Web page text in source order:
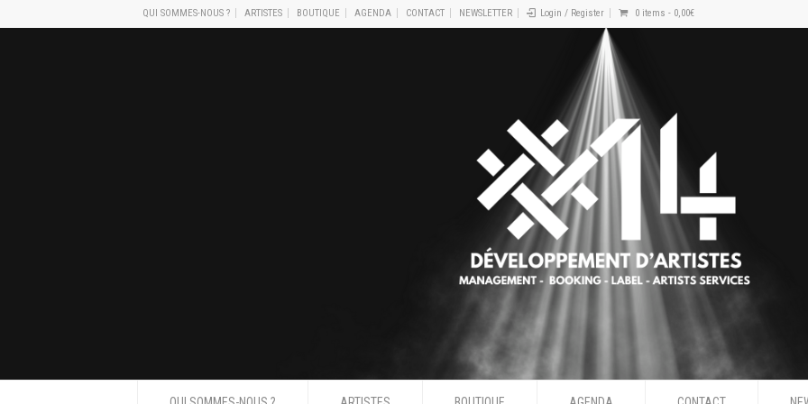
QUI SOMMES-NOUS ? ARTISTES BOUTIQUE AGENDA CONTACT NEWSLETTER Login / Register 0 items - 0,00€